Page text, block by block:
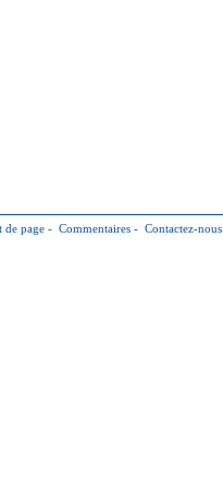
de page - Commentaires - Contactez-nous